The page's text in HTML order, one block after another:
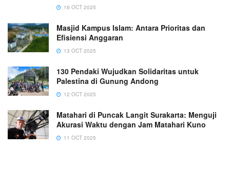
16 OCT 2025
Masjid Kampus Islam: Antara Prioritas dan
Efisiensi Anggaran
13 OCT 2025
130 Pendaki Wujudkan Solidaritas untuk
Palestina di Gunung Andong
12 OCT 2025
Matahari di Puncak Langit Surakarta: Menguji
Akurasi Waktu dengan Jam Matahari Kuno
11 OCT 2025